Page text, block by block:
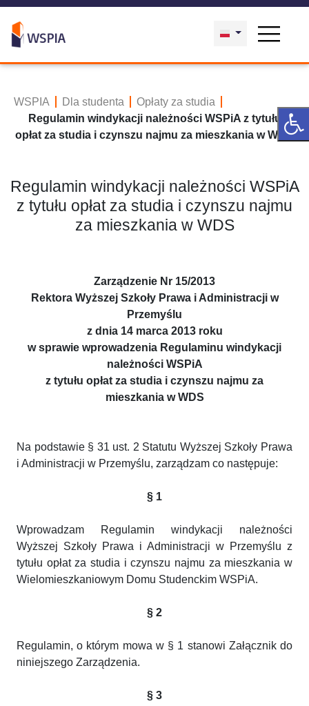
WSPIA Dla studenta
Opłaty za studia
Regulamin windykacji należności WSPiA z tytułu
opłat za studia i czynszu najmu za mieszkania w WDS
Regulamin windykacji należności WSPiA
z tytułu opłat za studia i czynszu najmu
za mieszkania w WDS
Zarządzenie Nr 15/2013
Rektora Wyższej Szkoły Prawa i Administracji w
Przemyślu
z dnia 14 marca 2013 roku
w sprawie wprowadzenia Regulaminu windykacji
należności WSPiA
z tytułu opłat za studia i czynszu najmu za
mieszkania w WDS
Na podstawie § 31 ust. 2 Statutu Wyższej Szkoły Prawa
i Administracji w Przemyślu, zarządzam co następuje:
§ 1
Wprowadzam Regulamin windykacji należności
Wyższej Szkoły Prawa i Administracji w Przemyślu z
tytułu opłat za studia i czynszu najmu za mieszkania w
Wielomieszkaniowym Domu Studenckim WSPiA.
§ 2
Regulamin, o którym mowa w § 1 stanowi Załącznik do
niniejszego Zarządzenia.
§ 3